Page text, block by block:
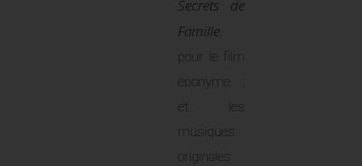
Secrets de
Famille
pour le film
éponyme ;
et les
musiques
originales